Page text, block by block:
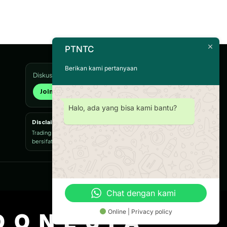
Diskusi, edukasi, dan update resmi HaloTrader
Join Trading Community →
Disclaimer
Trading memiliki risiko dan tidak menjamin keuntungan. Konten
bersifat edukasi, bukan ajakan transaksi.
PTNTC
Berikan kami pertanyaan
Halo, ada yang bisa kami bantu?
Chat dengan kami
Online | Privacy policy